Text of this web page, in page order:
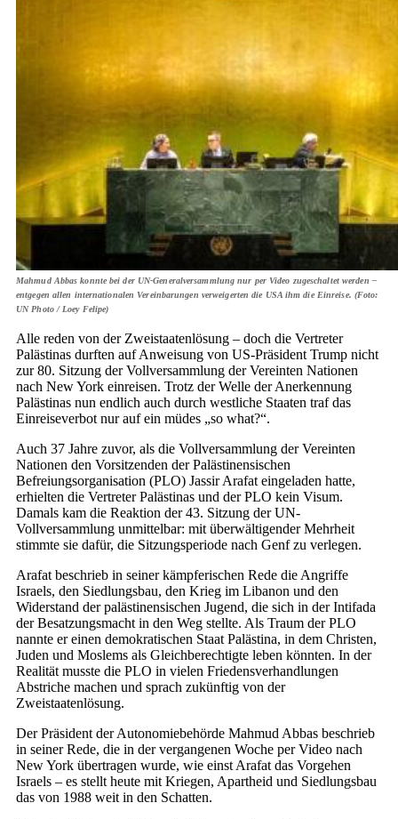
Mahmud Abbas konnte bei der UN-Generalversammlung nur per Video zugeschaltet werden –
entgegen allen internationalen Vereinbarungen verweigerten die USA ihm die Einreise. (Foto:
UN Photo / Loey Felipe)
Alle reden von der Zweistaatenlösung – doch die Vertreter
Palästinas durften auf Anweisung von US-Präsident Trump nicht
zur 80. Sitzung der Vollversammlung der Vereinten Nationen
nach New York einreisen. Trotz der Welle der Anerkennung
Palästinas nun endlich auch durch westliche Staaten traf das
Einreiseverbot nur auf ein müdes „so what?“.
Auch 37 Jahre zuvor, als die Vollversammlung der Vereinten
Nationen den Vorsitzenden der Palästinensischen
Befreiungsorganisation (PLO) Jassir Arafat eingeladen hatte,
erhielten die Vertreter Palästinas und der PLO kein Visum.
Damals kam die Reaktion der 43. Sitzung der UN-
Vollversammlung unmittelbar: mit überwältigender Mehrheit
stimmte sie dafür, die Sitzungsperiode nach Genf zu verlegen.
Arafat beschrieb in seiner kämpferischen Rede die Angriffe
Israels, den Siedlungsbau, den Krieg im Libanon und den
Widerstand der palästinensischen Jugend, die sich in der Intifada
der Besatzungsmacht in den Weg stellte. Als Traum der PLO
nannte er einen demokratischen Staat Palästina, in dem Christen,
Juden und Moslems als Gleichberechtigte leben könnten. In der
Realität musste die PLO in vielen Friedensverhandlungen
Abstriche machen und sprach zukünftig von der
Zweistaatenlösung.
Der Präsident der Autonomiebehörde Mahmud Abbas beschrieb
in seiner Rede, die in der vergangenen Woche per Video nach
New York übertragen wurde, wie einst Arafat das Vorgehen
Israels – es stellt heute mit Kriegen, Apartheid und Siedlungsbau
das von 1988 weit in den Schatten.